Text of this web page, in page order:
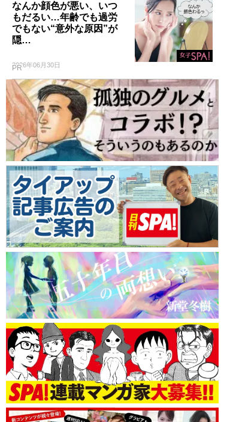
なんか顔色が悪い、いつ
もだるい…年齢でも過労
でもない“意外な原因”が
隠…
2026年06月30日
PR